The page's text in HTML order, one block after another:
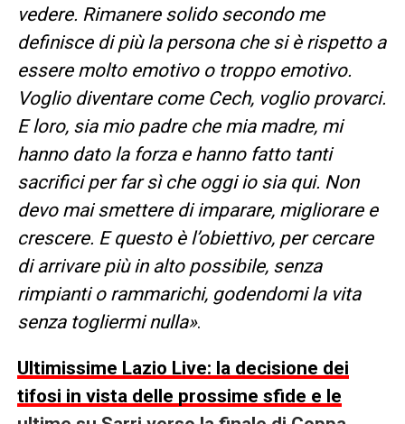
vedere. Rimanere solido secondo me
definisce di più la persona che si è rispetto a
essere molto emotivo o troppo emotivo.
Voglio diventare come Cech, voglio provarci.
E loro, sia mio padre che mia madre, mi
hanno dato la forza e hanno fatto tanti
sacrifici per far sì che oggi io sia qui. Non
devo mai smettere di imparare, migliorare e
crescere. E questo è l’obiettivo, per cercare
di arrivare più in alto possibile, senza
rimpianti o rammarichi, godendomi la vita
senza togliermi nulla».
Ultimissime Lazio Live: la decisione dei
tifosi in vista delle prossime sfide e le